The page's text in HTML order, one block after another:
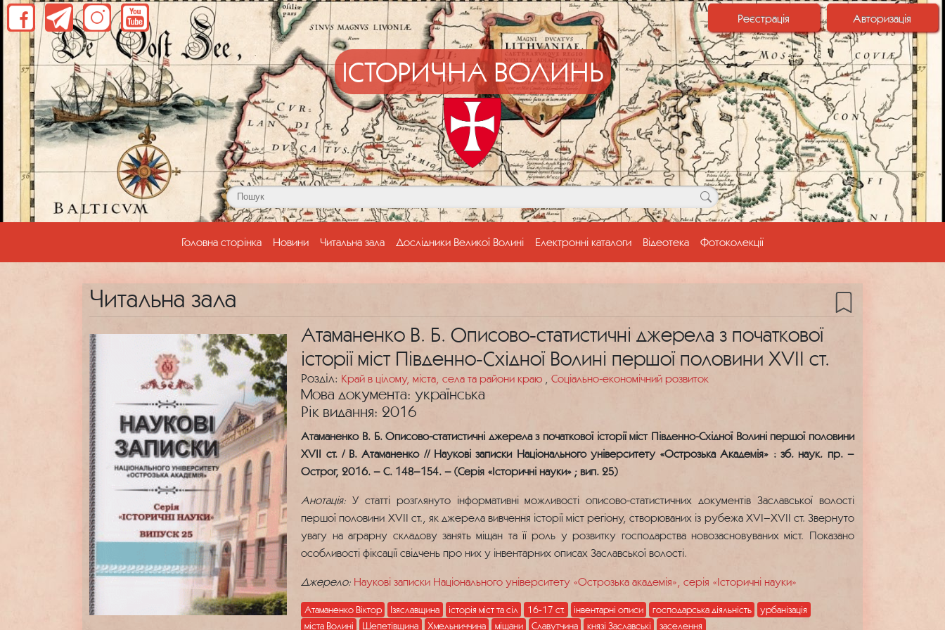
Авторизація
Реєстрація
ІСТОРИЧНА ВОЛИНЬ
Головна сторінка(current)
Новини Читальна зала Дослідники Великої Волині Електронні каталоги Відеотека Фотоколекції
Читальна зала
Атаманенко В. Б. Описово-статистичні джерела з початкової
історії міст Південно-Східної Волині першої половини XVII ст.
Розділ: Край в цілому, міста, села та райони краю Соціально-економічний розвиток
Мова документа: українська
Рік видання: 2016
Атаманенко В. Б. Описово-статистичні джерела з початкової історії міст Південно-Східної Волині першої половини
XVII ст. / В. Атаманенко // Наукові записки Національного університету «Острозька Академія» : зб. наук. пр. –
Острог, 2016. – С. 148–154. – (Серія «Історичні науки» ; вип. 25)
Анотація: У статті розглянуто інформативні можливості описово-статистичних документів Заславської волості
першої половини XVII ст., як джерела вивчення історії міст регіону, створюваних із рубежа XVI–XVII ст. Звернуто
увагу на аграрну складову занять міщан та її роль у розвитку господарства новозасновуваних міст. Показано
особливості фіксації свідчень про них у інвентарних описах Заславської волості.
Джерело: Наукові записки Національного університету «Острозька академія», серія «Історичні науки»
Атаманенко Віктор Ізяславщина історія міст та сіл 16-17 ст. інвентарні описи господарська діяльність
урбанізація
міста Волині
Шепетівщина Хмельниччина міщани Славутчина князі Заславські заселення